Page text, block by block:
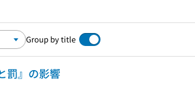
Group by title
罰』の影響